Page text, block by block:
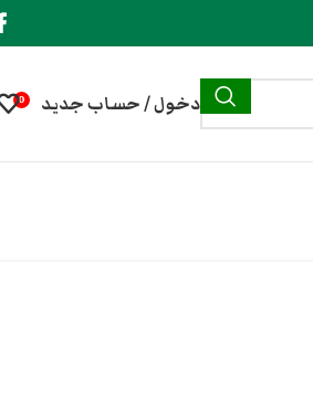
دخول / حساب جديد 0